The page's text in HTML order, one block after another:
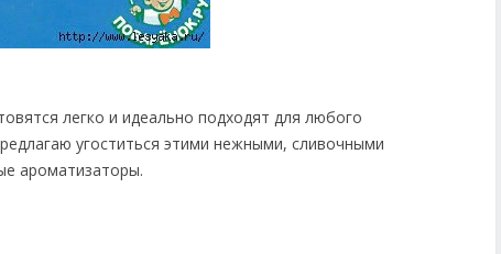
легко и идеально подходят для любого
угоститься этими нежными, сливочными
ароматизаторы.